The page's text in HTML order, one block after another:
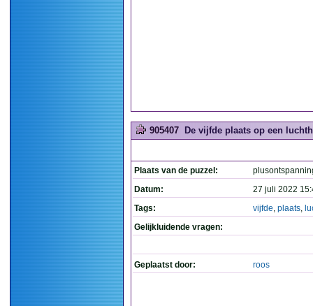
905407 De vijfde plaats op een
Plaats van de puzzel:
Datum:
27 juli 2022
Tags:
vijfde, plaats,
Gelijkluidende vragen:
Geplaatst door: roos